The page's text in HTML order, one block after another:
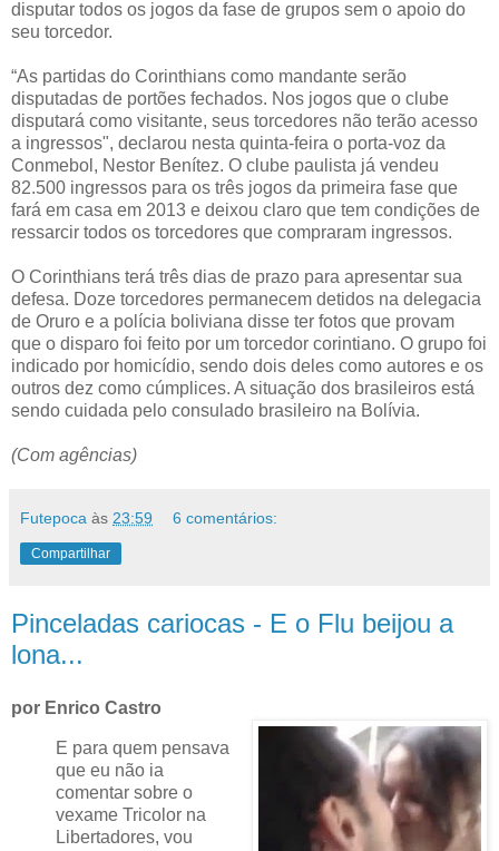
disputar todos os jogos da fase de grupos sem o apoio do
seu torcedor.
“As partidas do Corinthians como mandante serão
disputadas de portões fechados. Nos jogos que o clube
disputará como visitante, seus torcedores não terão acesso
a ingressos", declarou nesta quinta-feira o porta-voz da
Conmebol, Nestor Benítez. O clube paulista já vendeu
82.500 ingressos para os três jogos da primeira fase que
fará em casa em 2013 e deixou claro que tem condições de
ressarcir todos os torcedores que compraram ingressos.
O Corinthians terá três dias de prazo para apresentar sua
defesa. Doze torcedores permanecem detidos na delegacia
de Oruro e a polícia boliviana disse ter fotos que provam
que o disparo foi feito por um torcedor corintiano. O grupo foi
indicado por homicídio, sendo dois deles como autores e os
outros dez como cúmplices. A situação dos brasileiros está
sendo cuidada pelo consulado brasileiro na Bolívia.
(Com agências)
Futepoca às 23:59 6 comentários:
Compartilhar
Pinceladas cariocas - E o Flu beijou a
lona...
por Enrico Castro
E para quem pensava
que eu não ia
comentar sobre o
vexame Tricolor na
Libertadores, vou